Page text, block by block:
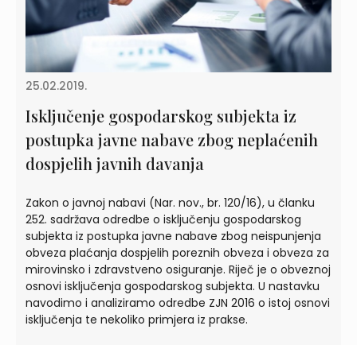
25.02.2019.
Isključenje gospodarskog subjekta iz
postupka javne nabave zbog neplaćenih
dospjelih javnih davanja
Zakon o javnoj nabavi (Nar. nov., br. 120/16), u članku
252. sadržava odredbe o isključenju gospodarskog
subjekta iz postupka javne nabave zbog neispunjenja
obveza plaćanja dospjelih poreznih obveza i obveza za
mirovinsko i zdravstveno osiguranje. Riječ je o obveznoj
osnovi isključenja gospodarskog subjekta. U nastavku
navodimo i analiziramo odredbe ZJN 2016 o istoj osnovi
isključenja te nekoliko primjera iz prakse.